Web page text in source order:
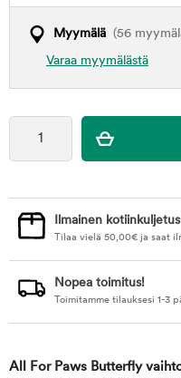
Myymälä (56
Varaa myymälästä
Ilmainen
Tilaa vielä 50,00€ ja saat
Nopea toimitus!
Toimitamme tilauksesi 1-3
All For Paws Butterfly